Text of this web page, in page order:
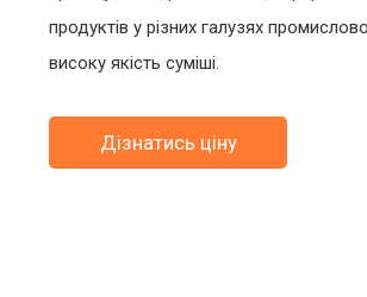
продуктів у різних галузях
високу якість суміші.
Дізнатись ціну